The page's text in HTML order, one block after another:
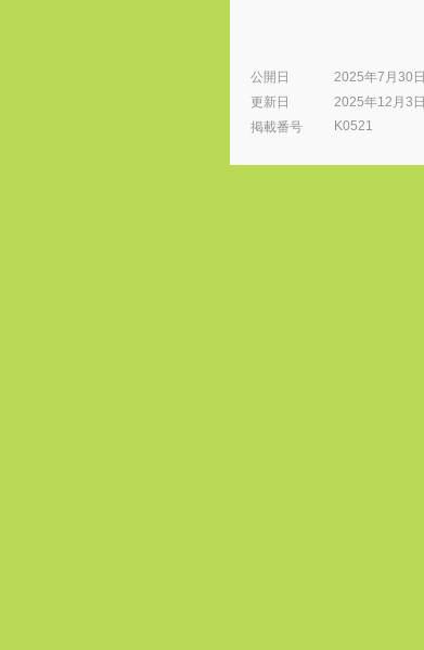
公開日
2025年7月30日
更新日
2025年12月3日
​掲載番号
K0521